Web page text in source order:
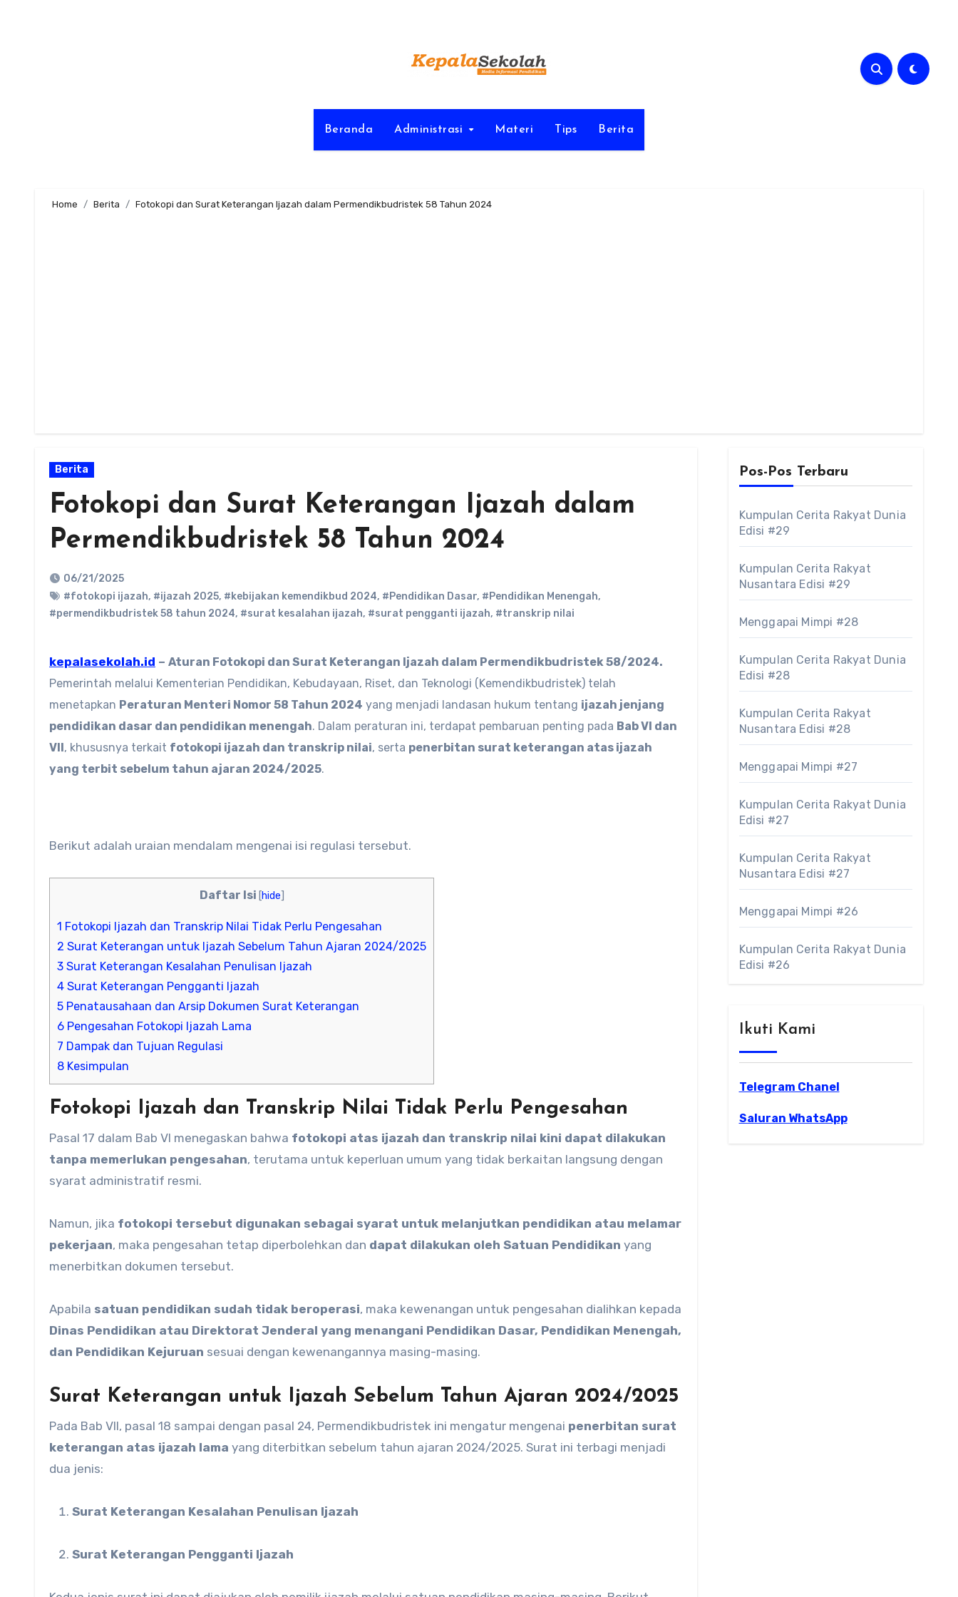
Beranda Administrasi Materi Tips Berita
Home Berita Fotokopi dan Surat Keterangan Ijazah dalam Permendikbudristek 58 Tahun 2024
Berita
Fotokopi dan Surat Keterangan Ijazah dalam
Permendikbudristek 58 Tahun 2024
06/21/2025
#fotokopi ijazah, #ijazah 2025, #kebijakan kemendikbud 2024, #Pendidikan Dasar, #Pendidikan Menengah,
#permendikbudristek 58 tahun 2024, #surat kesalahan ijazah, #surat pengganti ijazah, #transkrip nilai
kepalasekolah.id – Aturan Fotokopi dan Surat Keterangan Ijazah dalam Permendikbudristek 58/2024.
Pemerintah melalui Kementerian Pendidikan, Kebudayaan, Riset, dan Teknologi (Kemendikbudristek) telah
menetapkan Peraturan Menteri Nomor 58 Tahun 2024 yang menjadi landasan hukum tentang ijazah jenjang
pendidikan dasar dan pendidikan menengah. Dalam peraturan ini, terdapat pembaruan penting pada Bab VI dan
VII, khususnya terkait fotokopi ijazah dan transkrip nilai, serta penerbitan surat keterangan atas ijazah
yang terbit sebelum tahun ajaran 2024/2025.
Berikut adalah uraian mendalam mengenai isi regulasi tersebut.
Daftar Isi [hide]
1 Fotokopi Ijazah dan Transkrip Nilai Tidak Perlu Pengesahan
2 Surat Keterangan untuk Ijazah Sebelum Tahun Ajaran 2024/2025
3 Surat Keterangan Kesalahan Penulisan Ijazah
4 Surat Keterangan Pengganti Ijazah
5 Penatausahaan dan Arsip Dokumen Surat Keterangan
6 Pengesahan Fotokopi Ijazah Lama
7 Dampak dan Tujuan Regulasi
8 Kesimpulan
Fotokopi Ijazah dan Transkrip Nilai Tidak Perlu Pengesahan
Pasal 17 dalam Bab VI menegaskan bahwa fotokopi atas ijazah dan transkrip nilai kini dapat dilakukan
tanpa memerlukan pengesahan, terutama untuk keperluan umum yang tidak berkaitan langsung dengan
syarat administratif resmi.
Namun, jika fotokopi tersebut digunakan sebagai syarat untuk melanjutkan pendidikan atau melamar
pekerjaan, maka pengesahan tetap diperbolehkan dan dapat dilakukan oleh Satuan Pendidikan yang
menerbitkan dokumen tersebut.
Apabila satuan pendidikan sudah tidak beroperasi, maka kewenangan untuk pengesahan dialihkan kepada
Dinas Pendidikan atau Direktorat Jenderal yang menangani Pendidikan Dasar, Pendidikan Menengah,
dan Pendidikan Kejuruan sesuai dengan kewenangannya masing-masing.
Surat Keterangan untuk Ijazah Sebelum Tahun Ajaran 2024/2025
Pada Bab VII, pasal 18 sampai dengan pasal 24, Permendikbudristek ini mengatur mengenai penerbitan surat
keterangan atas ijazah lama yang diterbitkan sebelum tahun ajaran 2024/2025. Surat ini terbagi menjadi
dua jenis:
Surat Keterangan Kesalahan Penulisan Ijazah
Surat Keterangan Pengganti Ijazah
Pos-Pos Terbaru
Kumpulan Cerita Rakyat Dunia
Edisi #29
Kumpulan Cerita Rakyat
Nusantara Edisi #29
Menggapai Mimpi #28
Kumpulan Cerita Rakyat Dunia
Edisi #28
Kumpulan Cerita Rakyat
Nusantara Edisi #28
Menggapai Mimpi #27
Kumpulan Cerita Rakyat Dunia
Edisi #27
Kumpulan Cerita Rakyat
Nusantara Edisi #27
Menggapai Mimpi #26
Kumpulan Cerita Rakyat Dunia
Edisi #26
Ikuti Kami
Telegram Chanel
Saluran WhatsApp